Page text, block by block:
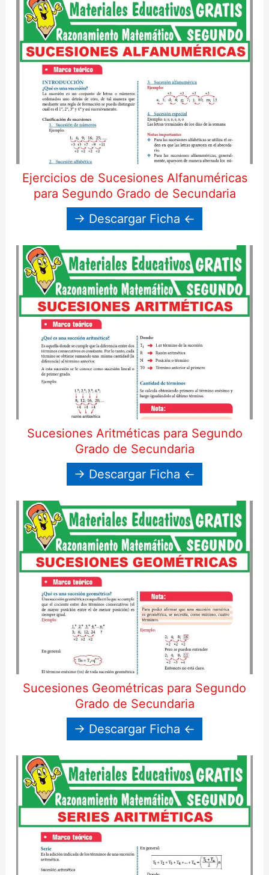
Ejercicios de Sucesiones Alfanuméricas
para Segundo Grado de Secundaria
→ Descargar Ficha ←
Sucesiones Aritméticas para Segundo
Grado de Secundaria
→ Descargar Ficha ←
Sucesiones Geométricas para Segundo
Grado de Secundaria
→ Descargar Ficha ←